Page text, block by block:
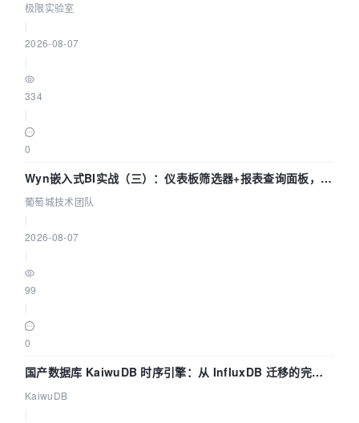
极限实验室
2026-08-07
334
0
Wyn嵌入式BI实战（三）：仪表板筛选器+报表查询面板，参
数联动全闭环
葡萄城技术团队
2026-08-07
99
0
国产数据库 KaiwuDB 时序引擎：从 InfluxDB 迁移的完整
技术路径
KaiwuDB